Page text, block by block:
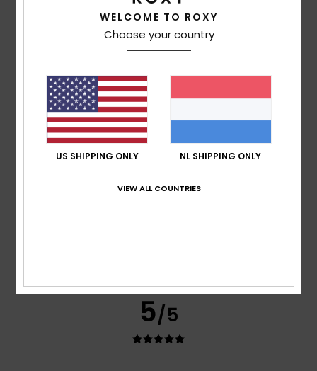
Quality vs price
: Groot
Ik raad dit product aan
5
5/5
WELCOME TO ROXY
Choose your country
US SHIPPING ONLY NL SHIPPING ONLY
VIEW ALL COUNTRIES